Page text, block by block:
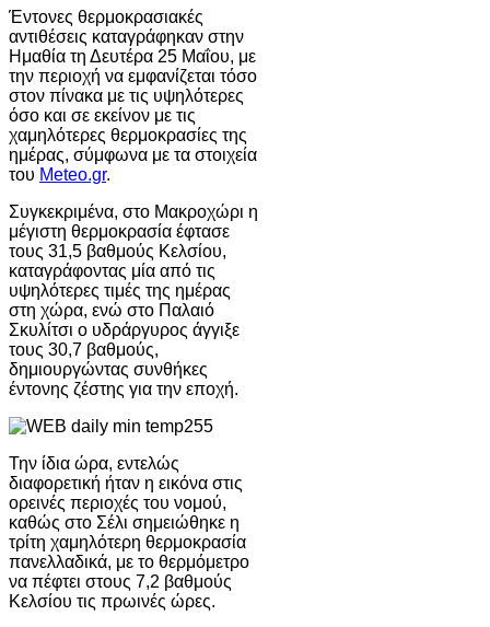
Έντονες θερμοκρασιακές
αντιθέσεις καταγράφηκαν στην
Ημαθία τη Δευτέρα 25 Μαΐου, με
την περιοχή να εμφανίζεται τόσο
στον πίνακα με τις υψηλότερες
όσο και σε εκείνον με τις
χαμηλότερες θερμοκρασίες της
ημέρας, σύμφωνα με τα στοιχεία
του Meteo.gr.
Συγκεκριμένα, στο Μακροχώρι η
μέγιστη θερμοκρασία έφτασε
τους 31,5 βαθμούς Κελσίου,
καταγράφοντας μία από τις
υψηλότερες τιμές της ημέρας
στη χώρα, ενώ στο Παλαιό
Σκυλίτσι ο υδράργυρος άγγιξε
τους 30,7 βαθμούς,
δημιουργώντας συνθήκες
έντονης ζέστης για την εποχή.
Την ίδια ώρα, εντελώς
διαφορετική ήταν η εικόνα στις
ορεινές περιοχές του νομού,
καθώς στο Σέλι σημειώθηκε η
τρίτη χαμηλότερη θερμοκρασία
πανελλαδικά, με το θερμόμετρο
να πέφτει στους 7,2 βαθμούς
Κελσίου τις πρωινές ώρες.